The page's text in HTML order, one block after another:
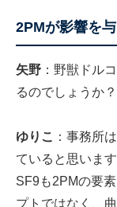
2PMが影響を
矢野 ：野獣ドル
るのでしょうか？
ゆりこ
：事務所
ていると思います
SF9も2PMの要
プトではなく、